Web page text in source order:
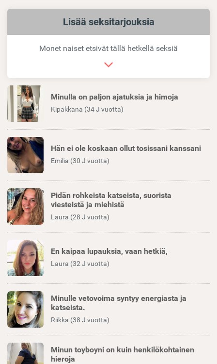
Samankaltaiset
linkit
Lisää seksitarjouksia
Monet naiset etsivät tällä hetkellä seksiä
Minulla on paljon ajatuksia ja himoja
Kipakkana (34 J vuotta)
Hän ei ole koskaan ollut tosissani kanssani
Emilia (30 J vuotta)
Pidän rohkeista katseista, suorista
viesteistä ja miehistä
Laura (28 J vuotta)
En kaipaa lupauksia, vaan hetkiä,
Laura (32 J vuotta)
Minulle vetovoima syntyy energiasta ja
katseista.
Riikka (38 J vuotta)
Minun toyboyni on kuin henkilökohtainen
hieroja